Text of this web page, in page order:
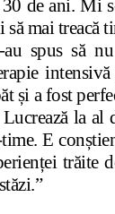
de ani. Mi
mai treacă
spus să
și a fost
Lucrează la
E
trăite